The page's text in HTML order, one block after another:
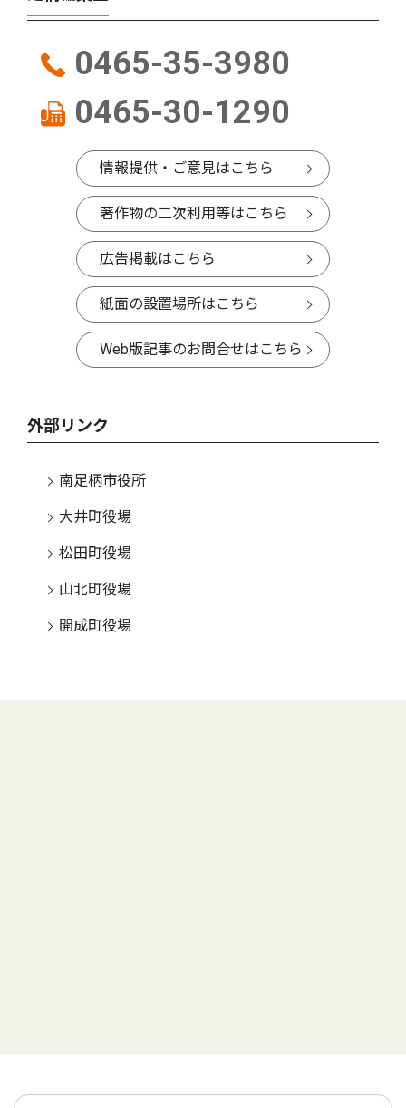
0465-35-3980
0465-30-1290
情報提供・ご意見はこちら
著作物の二次利用等はこちら
広告掲載はこちら
紙面の設置場所はこちら
Web版記事のお問合せはこちら
外部リンク
南足柄市役所
大井町役場
松田町役場
山北町役場
開成町役場